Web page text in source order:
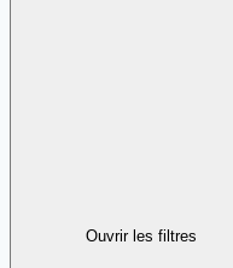
Ouvrir les filtres